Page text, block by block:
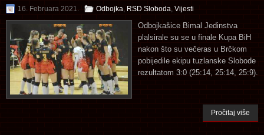
16. Februara 2021. Odbojka RSD Sloboda Vijesti
Odbojkašice Bimal Jedinstva
plalsirale su se u finale Kupa BiH
nakon što su večeras u Brčkom
pobijedile ekipu tuzlanske Slobode
rezultatom 3:0 (25:14, 25:14, 25:9).
Pročitaj više